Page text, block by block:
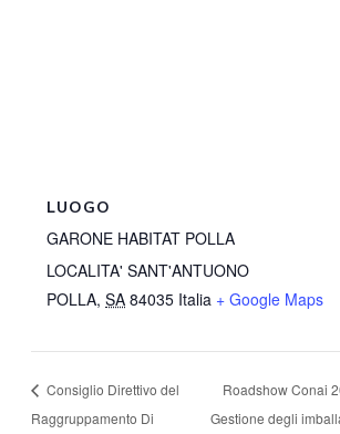
LUOGO
GARONE HABITAT POLLA
LOCALITA' SANT'ANTUONO
POLLA, SA 84035 Italia + Google Maps
Consiglio Direttivo del
Raggruppamento Di
Roadshow Conai
Gestione degli